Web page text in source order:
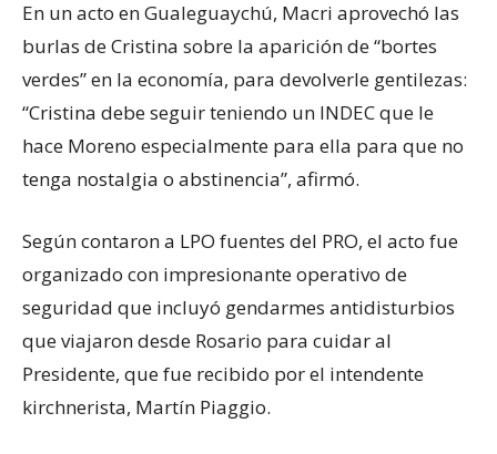
En un acto en Gualeguaychú, Macri aprovechó las
burlas de Cristina sobre la aparición de “bortes
verdes” en la economía, para devolverle gentilezas:
“Cristina debe seguir teniendo un INDEC que le
hace Moreno especialmente para ella para que no
tenga nostalgia o abstinencia”, afirmó.
Según contaron a LPO fuentes del PRO, el acto fue
organizado con impresionante operativo de
seguridad que incluyó gendarmes antidisturbios
que viajaron desde Rosario para cuidar al
Presidente, que fue recibido por el intendente
kirchnerista, Martín Piaggio.